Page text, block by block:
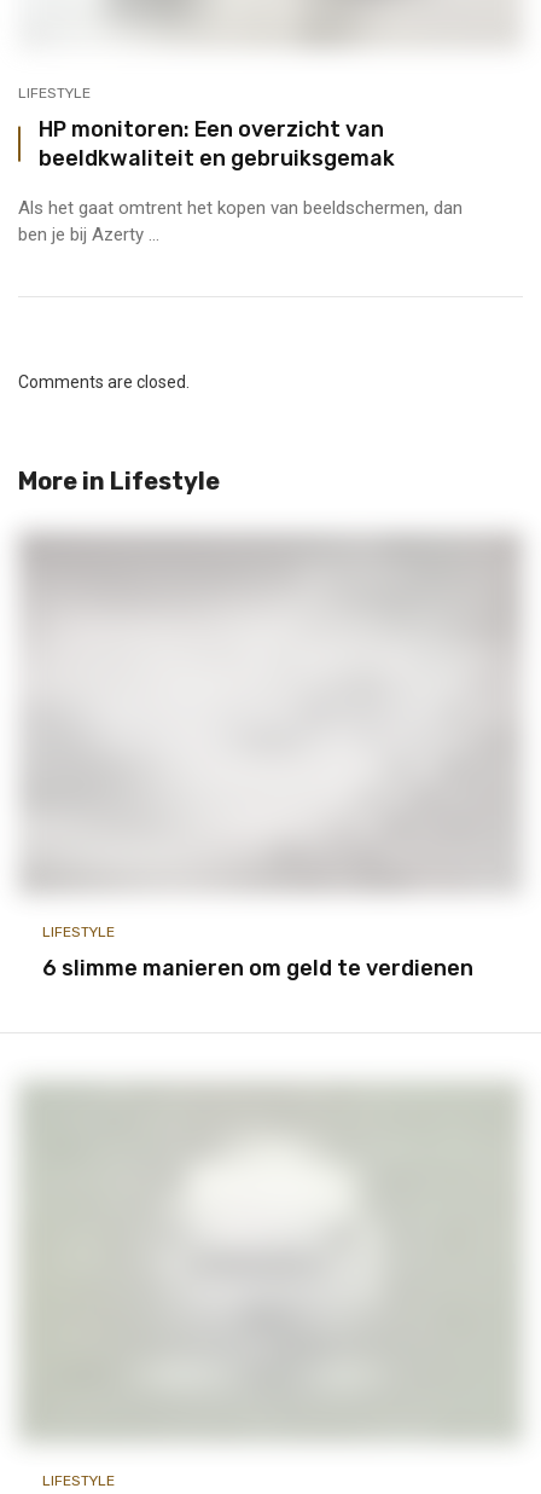
LIFESTYLE
HP monitoren: Een overzicht van
beeldkwaliteit en gebruiksgemak
Als het gaat omtrent het kopen van beeldschermen, dan
ben je bij Azerty ...
Comments are closed.
More in Lifestyle
LIFESTYLE
6 slimme manieren om geld te verdienen
LIFESTYLE